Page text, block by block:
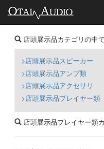
店頭展示品カテゴリの中
>店頭展示品スピーカー
>店頭展示品アンプ類
>店頭展示品アクセサリ
>店頭展示品プレイヤー類
店頭展示品プレイヤー類